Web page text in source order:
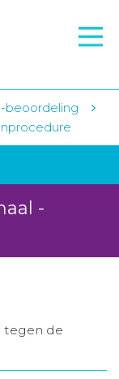
beoordeling
-
tegen de